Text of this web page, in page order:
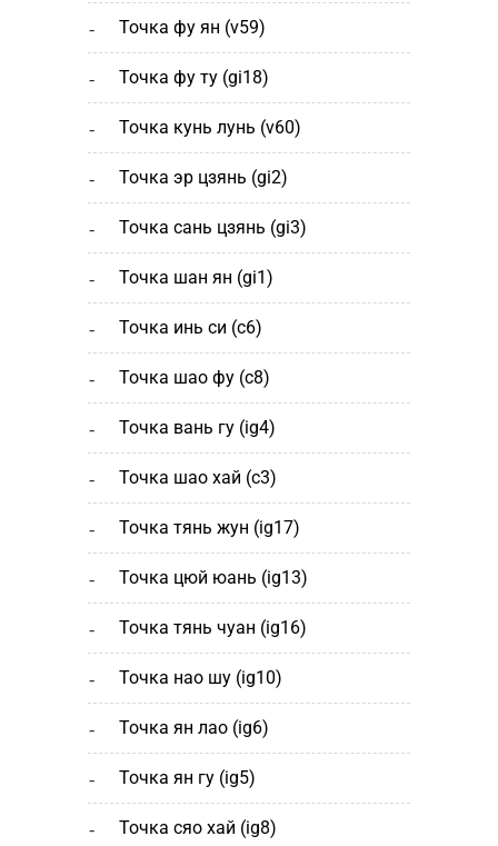
точка фу ян (v59)
точка фу ту (gi18)
точка кунь лунь (v60)
точка эр цзянь (gi2)
точка сань цзянь (gi3)
точка шан ян (gi1)
точка инь си (c6)
точка шао фу (c8)
точка вань гу (ig4)
точка шао хай (с3)
точка тянь жун (ig17)
точка цюй юань (ig13)
точка тянь чуан (ig16)
точка нао шу (ig10)
точка ян лао (ig6)
точка ян гу (ig5)
точка сяо хай (ig8)